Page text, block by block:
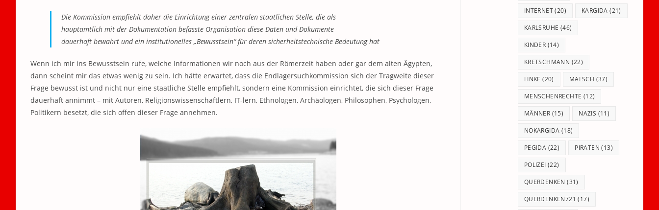
Die Kommission empfiehlt daher die Einrichtung einer zentralen staatlichen Stelle, die als
hauptamtlich mit der Dokumentation befasste Organisation diese Daten und Dokumente
dauerhaft bewahrt und ein institutionelles „Bewusstsein“ für deren sicherheitstechnische Bedeutung hat
Wenn ich mir ins Bewusstsein rufe, welche Informationen wir noch aus der Römerzeit haben oder gar dem alten Ägypten,
dann scheint mir das etwas wenig zu sein. Ich hätte erwartet, dass die Endlagersuchkommission sich der Tragweite dieser
Frage bewusst ist und nicht nur eine staatliche Stelle empfiehlt, sondern eine Kommission einrichtet, die sich dieser Frage
dauerhaft annimmt – mit Autoren, Religionswissenschaftlern, IT-lern, Ethnologen, Archäologen, Philosophen, Psychologen,
Politikern besetzt, die sich offen dieser Frage annehmen.
INTERNET(20) KARGIDA (21)
KARLSRUHE (46)
KINDER (14)
KRETSCHMANN (22)
LINKE (20) MALSCH (37)
MENSCHENRECHTE (12)
MÄNNER (15) NAZIS (11)
NOKARGIDA (18)
PEGIDA (22) PIRATEN (13)
POLIZEI (22)
QUERDENKEN (31)
QUERDENKEN721 (17)